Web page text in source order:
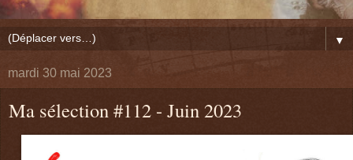
▼
mardi 30 mai 2023
Ma sélection #112 - Juin 2023